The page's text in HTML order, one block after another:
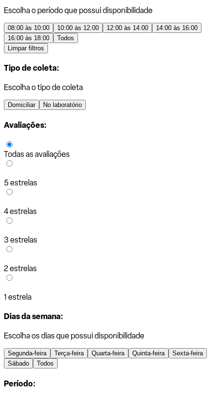
Escolha o período que possui disponibilidade
08:00 às 10:00 10:00 às 12:00 12:00 às 14:00
14:00 às 16:00
16:00 às 18:00
Todos
Limpar filtros
Tipo de coleta:
Escolha o tipo de coleta
Domiciliar No laboratório
Avaliações:
Todas as avaliações
5 estrelas
4 estrelas
3 estrelas
2 estrelas
1 estrela
Dias da semana:
Escolha os dias que possui disponibilidade
Segunda-feira Terça-feira Quarta-feira Quinta-feira
Sexta-feira
Sábado
Todos
Período: